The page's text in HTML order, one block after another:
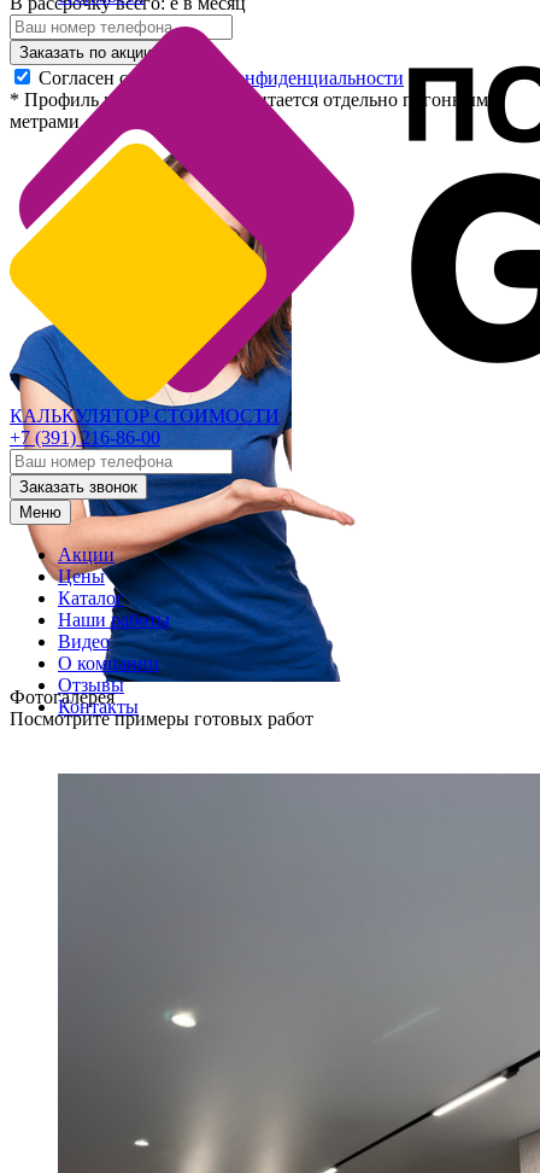
КАЛЬКУЛЯТОР СТОИМОСТИ
+7 (391) 216-86-00
Заказать звонок
Меню
Акции
Цены
Каталог
Наши работы
Видео
О компании
Отзывы
Контакты
Заказать по акции
Согласен с политикой конфиденциальности
* Профиль и его установка считается отдельно погонными
метрами
Фотогалерея
Посмотрите примеры готовых работ